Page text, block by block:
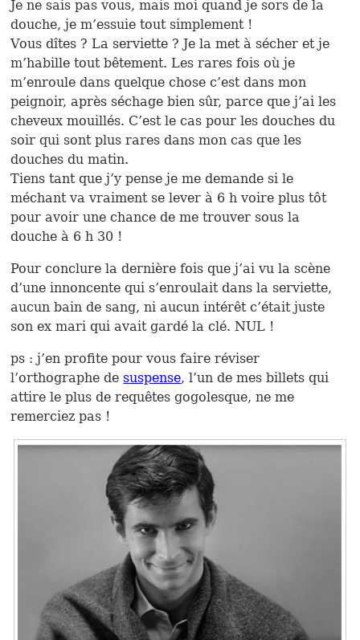
Je ne sais pas vous, mais moi quand je sors de la
douche, je m’essuie tout simplement !
Vous dîtes ? La serviette ? Je la met à sécher et je
m’habille tout bêtement. Les rares fois où je
m’enroule dans quelque chose c’est dans mon
peignoir, après séchage bien sûr, parce que j’ai les
cheveux mouillés. C’est le cas pour les douches du
soir qui sont plus rares dans mon cas que les
douches du matin.
Tiens tant que j’y pense je me demande si le
méchant va vraiment se lever à 6 h voire plus tôt
pour avoir une chance de me trouver sous la
douche à 6 h 30 !
Pour conclure la dernière fois que j’ai vu la scène
d’une innoncente qui s’enroulait dans la serviette,
aucun bain de sang, ni aucun intérêt c’était juste
son ex mari qui avait gardé la clé. NUL !
ps : j’en profite pour vous faire réviser
l’orthographe desuspense, l’un de mes billets qui
attire le plus de requêtes gogolesque, ne me
remerciez pas !